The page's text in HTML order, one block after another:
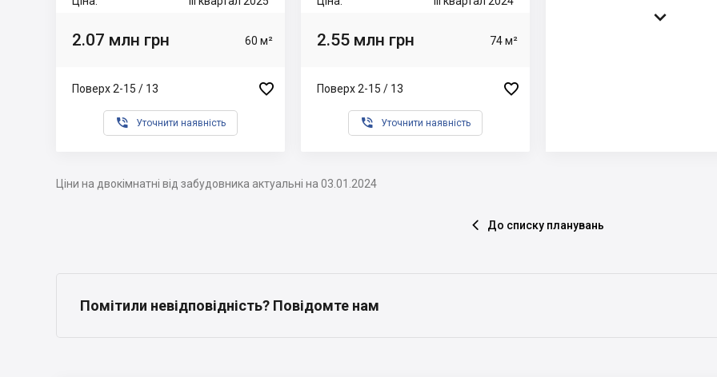
2.07 млн грн 60 м²
Поверх 2-15 / 13 
 Уточнити наявність
2.55 млн грн 74 м²
Поверх 2-15 / 13 
 Уточнити наявність

Ціни на двокімнатні від забудовника актуальні на 03.01.2024
 До списку планувань
Помітили невідповідність? Повідомте нам